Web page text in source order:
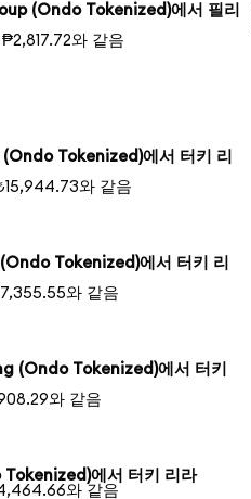
(Ondo Tokenized)에서 필리
와 같음
Tokenized)에서 터키 리
와 같음
Tokenized)에서 터키 리
와 같음
(Ondo Tokenized)에서 터키
와 같음
에서 터키 리라
와 같음